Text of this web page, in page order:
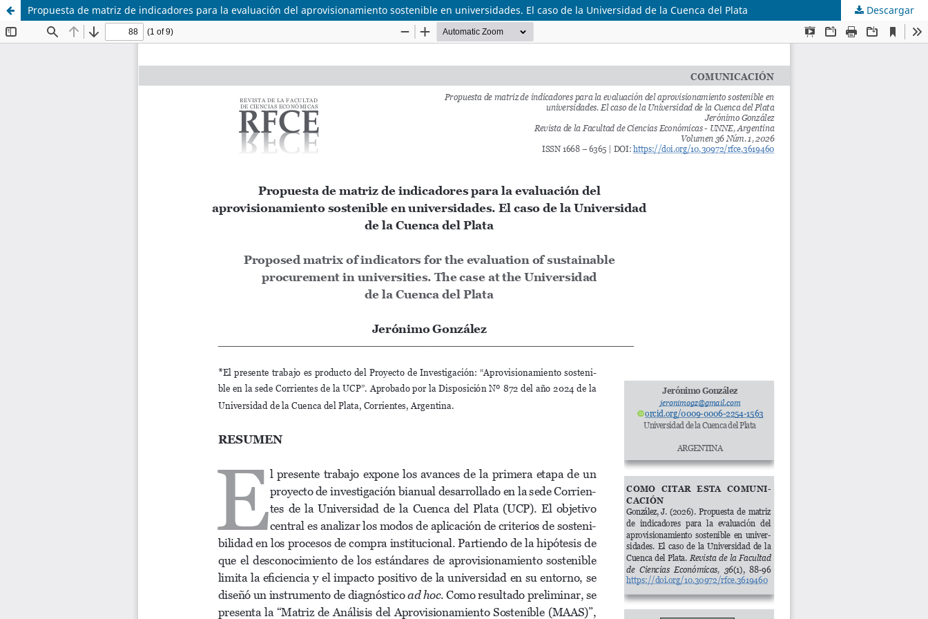
Propuesta de matriz de indicadores para la evaluación del aprovisionamiento sostenible en universidades. El caso de la Universidad de la Cuenca del Plata Descargar